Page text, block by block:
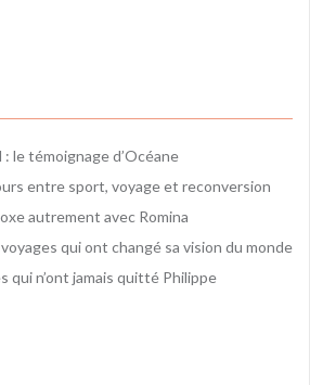
le témoignage d’Océane
entre sport, voyage et reconversion
autrement avec Romina
qui ont changé sa vision du monde
qui n’ont jamais quitté Philippe